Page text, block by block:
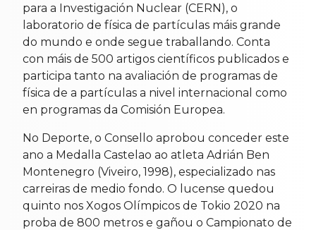
para a Investigación Nuclear (CERN), o
laboratorio de física de partículas máis grande
do mundo e onde segue traballando. Conta
con máis de 500 artigos científicos publicados e
participa tanto na avaliación de programas de
física de a partículas a nivel internacional como
en programas da Comisión Europea.
No Deporte, o Consello aprobou conceder este
ano a Medalla Castelao ao atleta Adrián Ben
Montenegro (Viveiro, 1998), especializado nas
carreiras de medio fondo. O lucense quedou
quinto nos Xogos Olímpicos de Tokio 2020 na
proba de 800 metros e gañou o Campionato de